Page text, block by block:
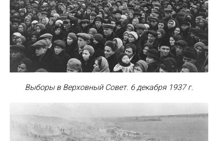
Выборы в Верховный Совет. 6 декабря 1937 г.